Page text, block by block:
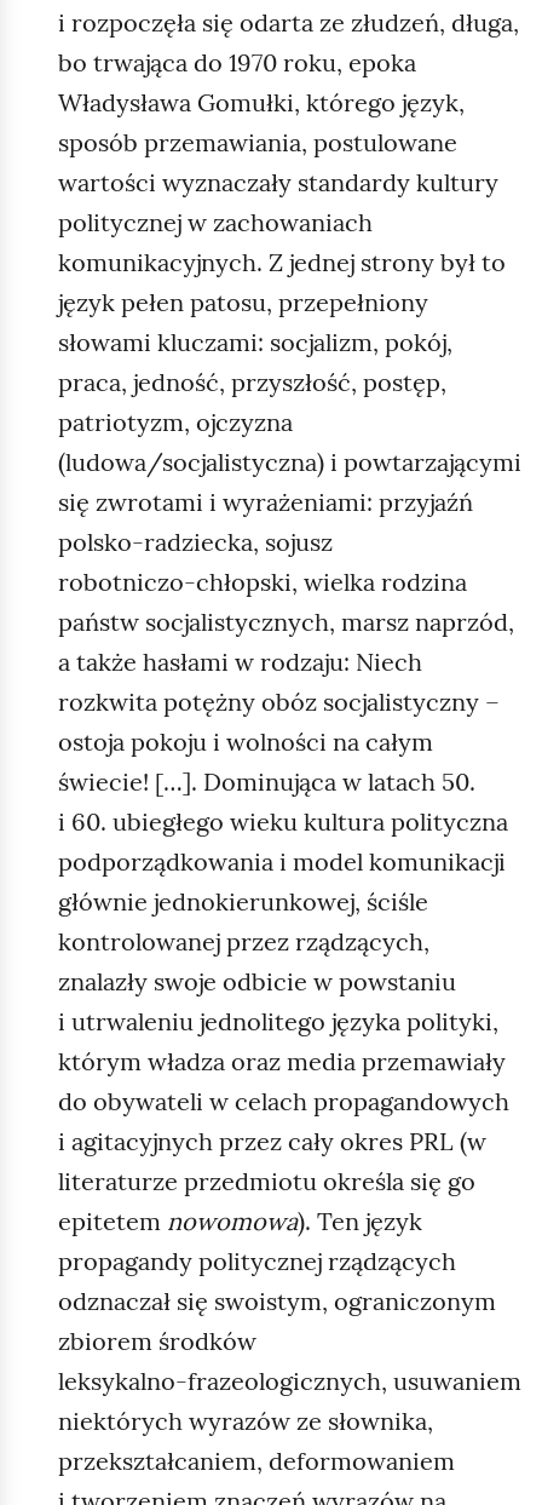
i rozpoczęła się odarta ze złudzeń, długa,
bo trwająca do 1970 roku, epoka
Władysława Gomułki, którego język,
sposób przemawiania, postulowane
wartości wyznaczały standardy kultury
politycznej w zachowaniach
komunikacyjnych. Z jednej strony był to
język pełen patosu, przepełniony
słowami kluczami: socjalizm, pokój,
praca, jedność, przyszłość, postęp,
patriotyzm, ojczyzna
(ludowa/socjalistyczna) i powtarzającymi
się zwrotami i wyrażeniami: przyjaźń
polsko‑radziecka, sojusz
robotniczo‑chłopski, wielka rodzina
państw socjalistycznych, marsz naprzód,
a także hasłami w rodzaju: Niech
rozkwita potężny obóz socjalistyczny –
ostoja pokoju i wolności na całym
świecie! […]. Dominująca w latach 50.
i 60. ubiegłego wieku kultura polityczna
podporządkowania i model komunikacji
głównie jednokierunkowej, ściśle
kontrolowanej przez rządzących,
znalazły swoje odbicie w powstaniu
i utrwaleniu jednolitego języka polityki,
którym władza oraz media przemawiały
do obywateli w celach propagandowych
i agitacyjnych przez cały okres PRL (w
literaturze przedmiotu określa się go
epitetem nowomowa). Ten język
propagandy politycznej rządzących
odznaczał się swoistym, ograniczonym
zbiorem środków
leksykalno‑frazeologicznych, usuwaniem
niektórych wyrazów ze słownika,
przekształcaniem, deformowaniem